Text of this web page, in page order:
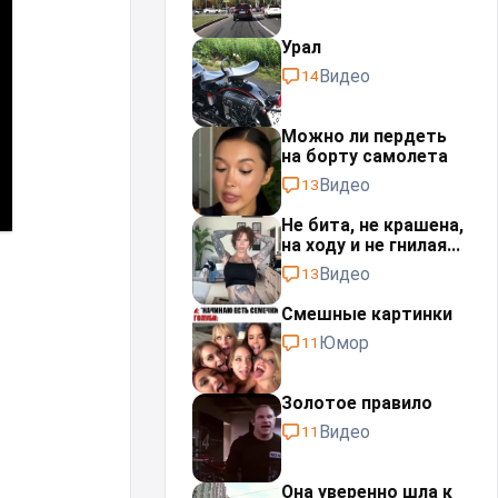
Урал⁠⁠
14Видео
Можно ли пердеть
на борту самолета
13Видео
Не бита, не крашена,
на ходу и не гнилая...
13Видео
Смешные картинки
11 Юмор
Золотое правило
11 Видео
Она уверенно шла к